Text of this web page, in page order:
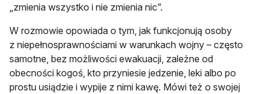
„zmienia wszystko i nie zmienia nic”.
W rozmowie opowiada o tym, jak funkcjonują osoby
z niepełnosprawnościami w warunkach wojny – często
samotne, bez możliwości ewakuacji, zależne od
obecności kogoś, kto przyniesie jedzenie, leki albo po
prostu usiądzie i wypije z nimi kawę. Mówi też o swojej